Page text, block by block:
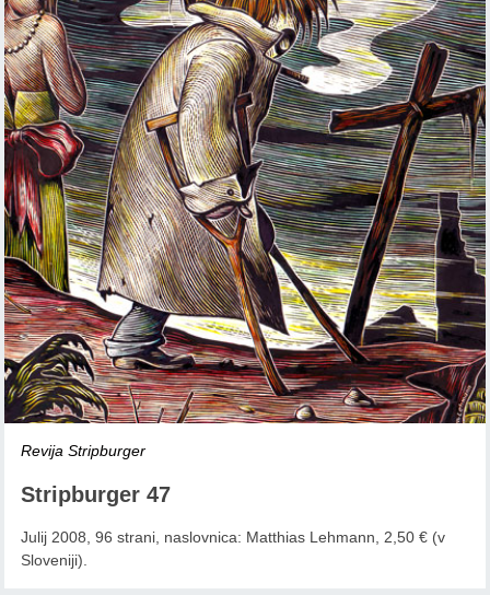
Revija Stripburger
Stripburger 47
Julij 2008, 96 strani, naslovnica: Matthias Lehmann, 2,50 € (v
Sloveniji).